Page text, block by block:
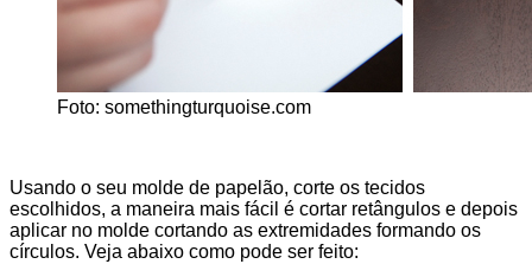
Foto: somethingturquoise.com
Usando o seu molde de papelão, corte os tecidos
escolhidos, a maneira mais fácil é cortar retângulos e depois
aplicar no molde cortando as extremidades formando os
círculos. Veja abaixo como pode ser feito: